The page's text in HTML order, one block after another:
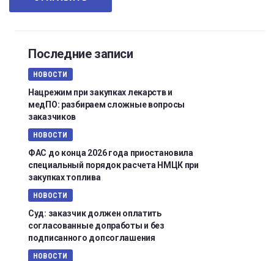
Последние записи
НОВОСТИ
Нацрежим при закупках лекарств и
медПО: разбираем сложные вопросы
заказчиков
НОВОСТИ
ФАС до конца 2026 года приостановила
специальный порядок расчета НМЦК при
закупках топлива
НОВОСТИ
Суд: заказчик должен оплатить
согласованные допработы и без
подписанного допсоглашения
НОВОСТИ